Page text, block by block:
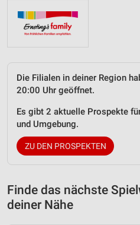
Die Filialen in deiner Region
20:00 Uhr geöffnet.
Es gibt 2 aktuelle Prospekte
und Umgebung.
ZU DEN PROSPEKTEN
Finde das nächste
deiner Nähe